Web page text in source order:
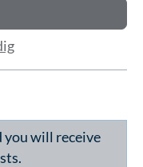
you will receive